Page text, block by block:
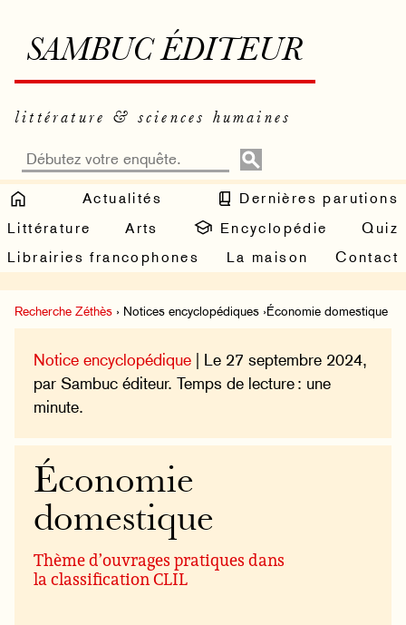
SAMBUC ÉDITEUR
littérature & sciences humaines
Actualités
Dernières parutions
Littérature
Arts Encyclopédie
Quiz
Librairies francophones
La maison Contact
Recherche Zéthès › Notices encyclopédiques ›Économie domestique
Notice encyclopédique | Le 27 septembre 2024,
par Sambuc éditeur. Temps de lecture : une
minute.
Économie
domestique
Thème d’ouvrages pratiques dans
la classification CLIL